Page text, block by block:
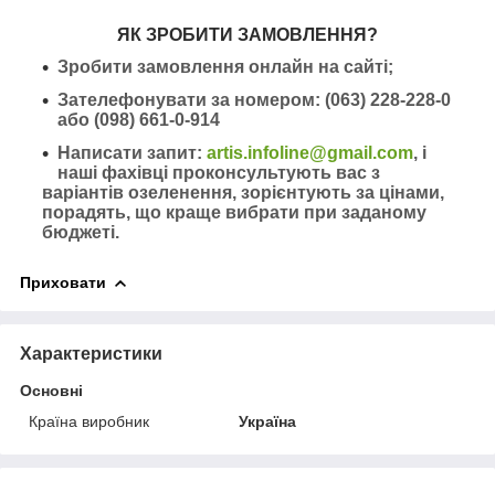
ЯК ЗРОБИТИ ЗАМОВЛЕННЯ?
Зробити замовлення онлайн на сайті;
Зателефонувати за номером: (063) 228-228-0
або (098) 661-0-914
Написати запит: artis.infoline@gmail.com, і
наші фахівці проконсультують вас з
варіантів озеленення, зорієнтують за цінами,
порадять, що краще вибрати при заданому
бюджеті.
Приховати
Характеристики
Основні
Країна виробник
Україна